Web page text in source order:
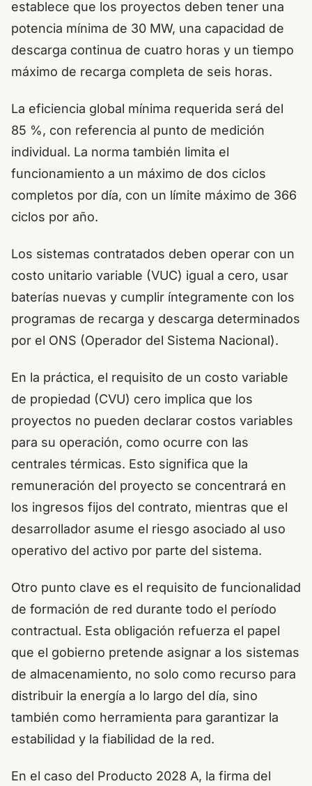
establece que los proyectos deben tener una
potencia mínima de 30 MW, una capacidad de
descarga continua de cuatro horas y un tiempo
máximo de recarga completa de seis horas.
La eficiencia global mínima requerida será del
85 %, con referencia al punto de medición
individual. La norma también limita el
funcionamiento a un máximo de dos ciclos
completos por día, con un límite máximo de 366
ciclos por año.
Los sistemas contratados deben operar con un
costo unitario variable (VUC) igual a cero, usar
baterías nuevas y cumplir íntegramente con los
programas de recarga y descarga determinados
por el ONS (Operador del Sistema Nacional).
En la práctica, el requisito de un costo variable
de propiedad (CVU) cero implica que los
proyectos no pueden declarar costos variables
para su operación, como ocurre con las
centrales térmicas. Esto significa que la
remuneración del proyecto se concentrará en
los ingresos fijos del contrato, mientras que el
desarrollador asume el riesgo asociado al uso
operativo del activo por parte del sistema.
Otro punto clave es el requisito de funcionalidad
de formación de red durante todo el período
contractual. Esta obligación refuerza el papel
que el gobierno pretende asignar a los sistemas
de almacenamiento, no solo como recurso para
distribuir la energía a lo largo del día, sino
también como herramienta para garantizar la
estabilidad y la fiabilidad de la red.
En el caso del Producto 2028 A, la firma del